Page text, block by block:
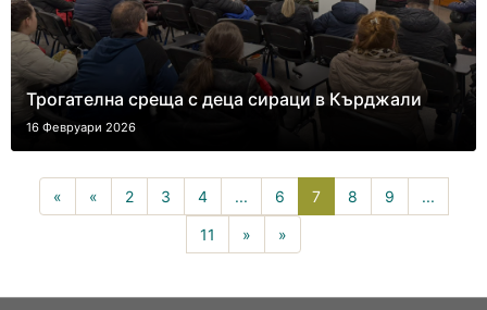
Трогателна среща с деца сираци в Кърджали
16 Февруари 2026
« « 2 3 4 ... 6 77(current)
8 9 ...
11 » »